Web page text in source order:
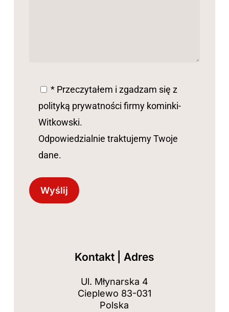
* Przeczytałem i zgadzam się z
polityką prywatności firmy kominki-
Witkowski.
Odpowiedzialnie traktujemy Twoje
dane.
Kontakt | Adres
Ul. Młynarska 4
Cieplewo 83-031
Polska